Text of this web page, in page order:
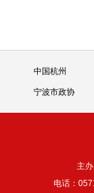
中国杭州
宁波市政协
主
电话：